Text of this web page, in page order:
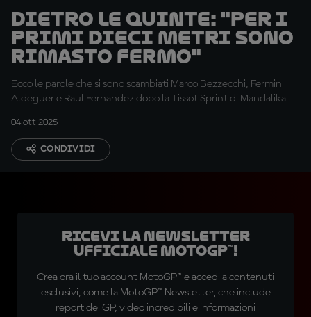
DIETRO LE QUINTE: "Per i
primi dieci metri sono
rimasto fermo"
Ecco le parole che si sono scambiati Marco Bezzecchi, Fermin
Aldeguer e Raul Fernandez dopo la Tissot Sprint di Mandalika
04 ott 2025
CONDIVIDI
Ricevi la newsletter
ufficiale MotoGP™!
Crea ora il tuo account MotoGP™ e accedi a contenuti
esclusivi, come la MotoGP™ Newsletter, che include
report dei GP, video incredibili e informazioni